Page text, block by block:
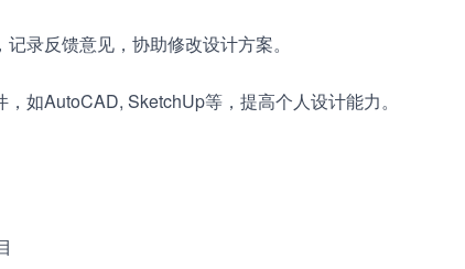
记录反馈意见，协助修改设计方案。
如AutoCAD, SketchUp等，提高个人设计能力。
目